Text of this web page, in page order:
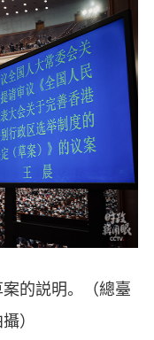
的説明。（總臺
）